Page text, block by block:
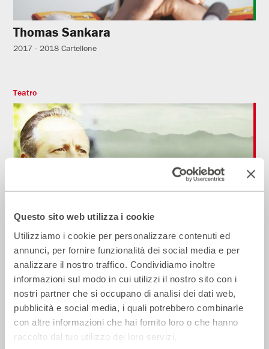
Questo sito web utilizza i cookie
Utilizziamo i cookie per personalizzare contenuti ed
annunci, per fornire funzionalità dei social media e per
analizzare il nostro traffico. Condividiamo inoltre
informazioni sul modo in cui utilizzi il nostro sito con i
nostri partner che si occupano di analisi dei dati web,
pubblicità e social media, i quali potrebbero combinarle
con altre informazioni che hai fornito loro o che hanno
raccolto dal tuo utilizzo dei loro servizi.
Thomas Sankara
2017 - 2018 Cartellone
Teatro
Paolo Borsellino Essendo Stato
2017 - 2018 Cartellone
Incontri e Libri